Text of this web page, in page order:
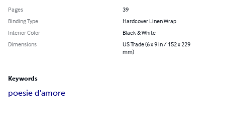
Pages
39
Binding Type
Hardcover Linen Wrap
Interior Color
Black & White
Dimensions
US Trade (6 x 9 in / 152 x 229
mm)
Keywords
poesie d'amore